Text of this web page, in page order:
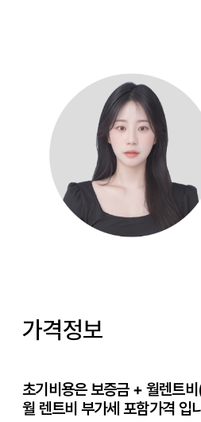
가격정보
초기비용은 보증금 + 월렌트
월 렌트비 부가세 포함가격 입